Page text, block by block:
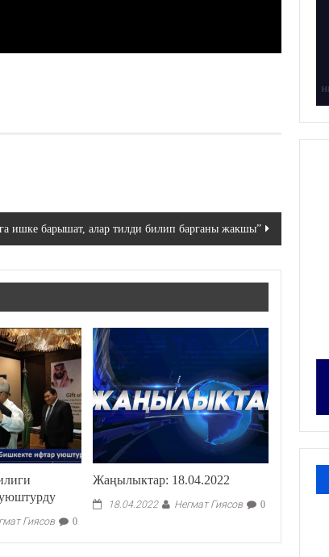
ишке барышат, алар тилди билип барганы жакшы”
Гиясов 0
Жаңылыктар: 18.04.2022
18.04.2022 Негмат Гиясов 0